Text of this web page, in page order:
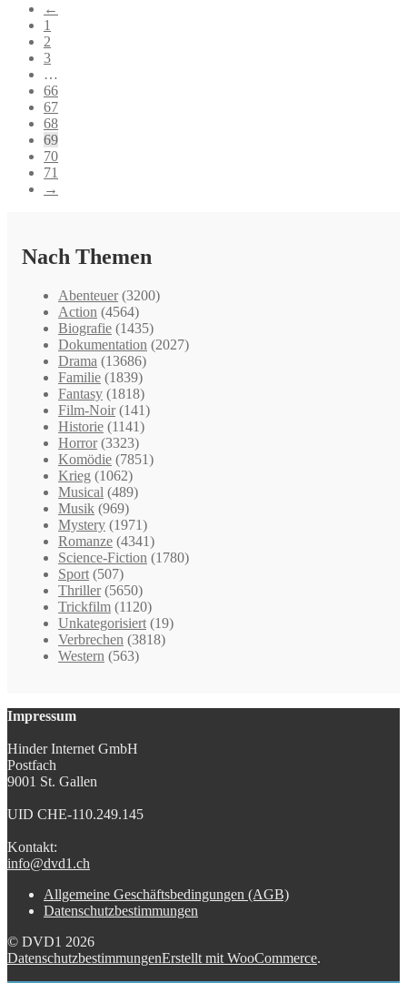
←
1
2
3
…
66
67
68
69
70
71
→
Nach Themen
Abenteuer (3200)
Action (4564)
Biografie (1435)
Dokumentation (2027)
Drama (13686)
Familie (1839)
Fantasy (1818)
Film-Noir (141)
Historie (1141)
Horror (3323)
Komödie (7851)
Krieg (1062)
Musical (489)
Musik (969)
Mystery (1971)
Romanze (4341)
Science-Fiction (1780)
Sport (507)
Thriller (5650)
Trickfilm (1120)
Unkategorisiert (19)
Verbrechen (3818)
Western (563)
Impressum
Hinder Internet GmbH
Postfach
9001 St. Gallen
UID CHE-110.249.145
Kontakt:
info@dvd1.ch
Allgemeine Geschäftsbedingungen (AGB)
Datenschutzbestimmungen
© DVD1 2026
DatenschutzbestimmungenErstellt mit WooCommerce.